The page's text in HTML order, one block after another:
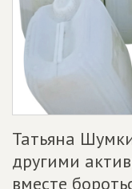
Татьяна
другими
вместе